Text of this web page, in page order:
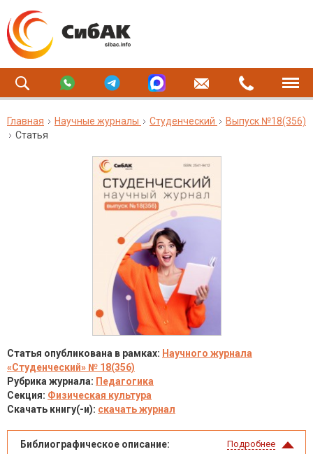
Главная Научные журналы Студенческий
Выпуск №18(356)
Статья
Статья опубликована в рамках: Научного журнала
«Студенческий» № 18(356)
Рубрика журнала: Педагогика
Секция: Физическая культура
Скачать книгу(-и): скачать журнал
Библиографическое описание: Подробнее